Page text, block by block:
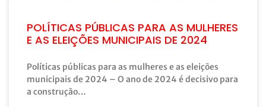
POLÍTICAS PÚBLICAS PARA AS MULHERES
E AS ELEIÇÕES MUNICIPAIS DE 2024
Políticas públicas para as mulheres e as eleições
municipais de 2024 – O ano de 2024 é decisivo para
a construção…